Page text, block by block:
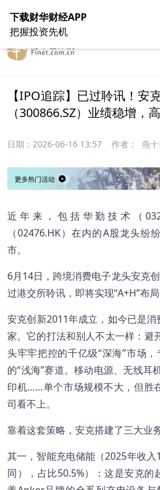
在线客服 关于我们
【IPO追踪】已过聆讯！安
（300866.SZ）业绩稳增，
日期： 2026-06-16 13:57 作者： 燕
近年来，包括华勤技术（
（02476.HK）在内的A股龙头纷
市。
6月14日，跨境消费电子龙头安克
过港交所聆讯，即将实现“A+H”布局
安克创新2011年成立，如今已是
家。它的打法和别人不太一样：避
头牢牢把控的千亿级“深海”市场
的“浅海”赛道。移动电源、无线耳
印机……单个市场规模不大，但胜
司看不上。
靠着这套策略，安克搭建了三大业
其一，智能充电储能（2025年收
同），占比50.5%）：这是安克的
下载财华财经APP
把握投资先机